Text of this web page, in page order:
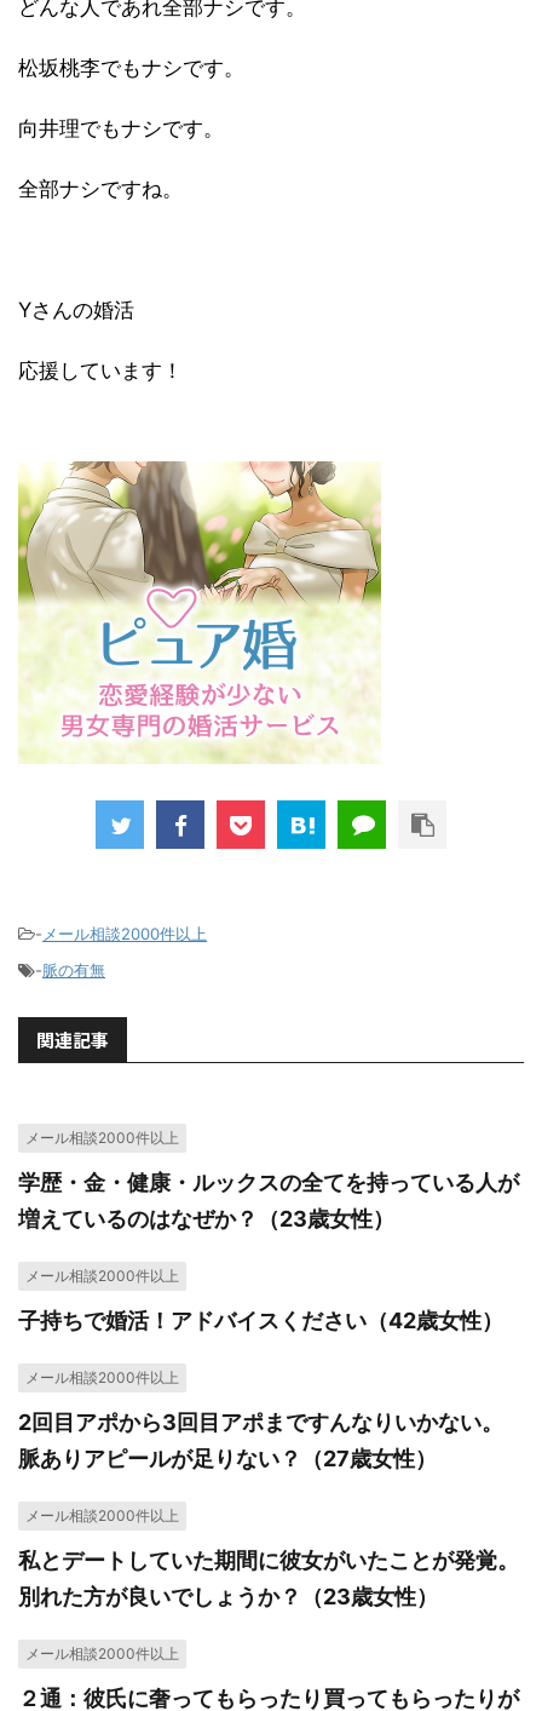
どんな人であれ全部ナシです。
松坂桃李でもナシです。
向井理でもナシです。
全部ナシですね。
Yさんの婚活
応援しています！
- メール相談2000件以上
-脈の有無
関連記事
メール相談2000件以上
学歴・金・健康・ルックスの全てを持っている人が
増えているのはなぜか？（23歳女性）
メール相談2000件以上
子持ちで婚活！アドバイスください（42歳女性）
メール相談2000件以上
2回目アポから3回目アポまですんなりいかない。
脈ありアピールが足りない？（27歳女性）
メール相談2000件以上
私とデートしていた期間に彼女がいたことが発覚。
別れた方が良いでしょうか？（23歳女性）
メール相談2000件以上
２通：彼氏に奢ってもらったり買ってもらったりが